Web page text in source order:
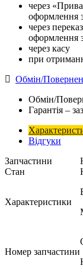
через
оформлення
через
оформлення
через касу
при
Обмін/
Обмін/
Гарантія –
Відгуки
Запчастини
Стан
Характеристики
Номер запчастини